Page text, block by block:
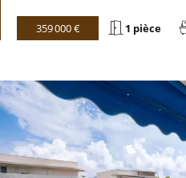
359 000 € 1 pièce